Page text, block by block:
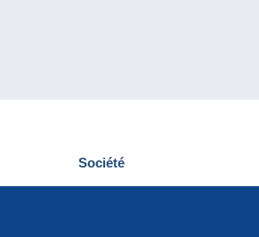
Société
Qui sommes-nous